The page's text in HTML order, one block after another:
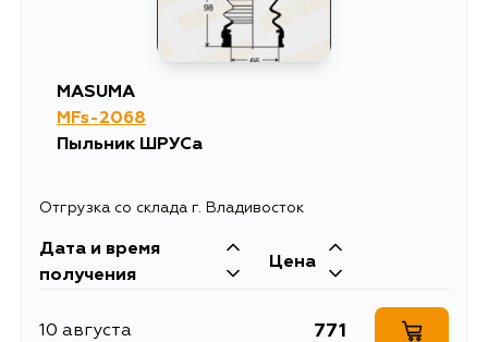
MASUMA
MFs-2068
Пыльник ШРУСа
Отгрузка со склада г. Владивосток
Дата и время
получения
Цена
10 августа 771